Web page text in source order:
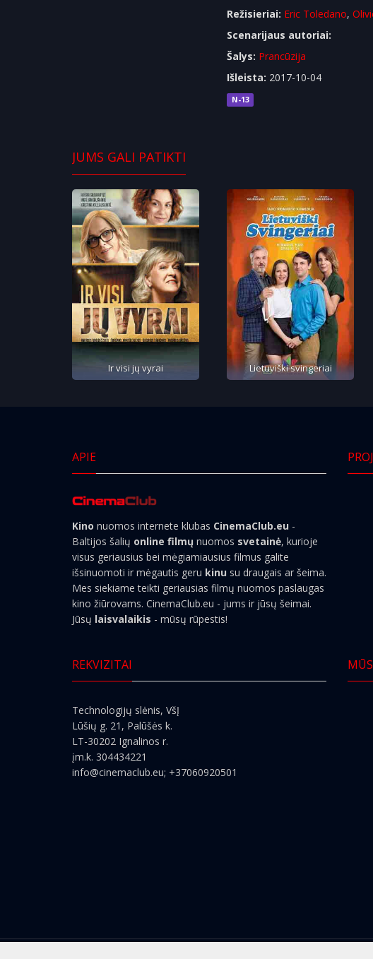
Režisieriai: Eric Toledano,
Scenarijaus autoriai:
Šalys: Prancūzija
Išleista: 2017-10-04
N-13
JUMS GALI PATIKTI
Ir visi jų vyrai Lietuviški svingeriai
APIE
Kino nuomos internete klubas CinemaClub.eu -
Baltijos šalių online filmų nuomos svetainė, kurioje
visus geriausius bei mėgiamiausius filmus galite
išsinuomoti ir mėgautis geru kinu su draugais ar šeima.
Mes siekiame teikti geriausias filmų nuomos paslaugas
kino žiūrovams. CinemaClub.eu - jums ir jūsų šeimai.
Jūsų laisvalaikis - mūsų rūpestis!
REKVIZITAI
Technologijų slėnis, VšĮ
Lūšių g. 21, Palūšės k.
LT-30202 Ignalinos r.
įm.k. 304434221
info@cinemaclub.eu; +37060920501